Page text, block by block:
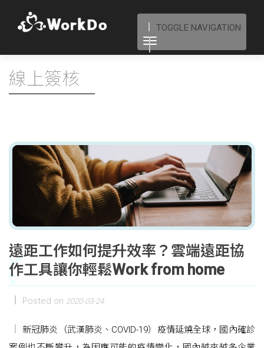
TOGGLE NAVIGATION
線上簽核
遠距工作如何提升效率？雲端遠距協
作工具讓你輕鬆Work from home
Posted on 2020-03-24
新冠肺炎（武漢肺炎、COVID-19）疫情延燒全球，國內確診